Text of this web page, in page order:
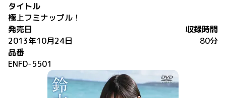
タイトル
極上フミナップル！
発売日
2013年10月24日
収録時間
80分
品番
ENFD-5501